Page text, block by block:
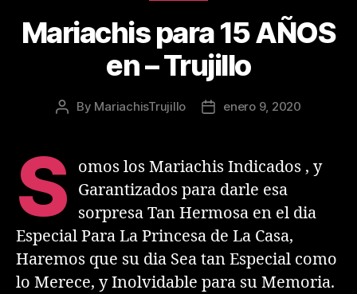
Mariachis para 15 AÑOS
en – Trujillo
Post
By MariachisTrujillo
Postenero 9, 2020
S omos los Mariachis Indicados , y
Garantizados para darle esa
sorpresa Tan Hermosa en el dia
Especial Para La Princesa de La Casa,
Haremos que su dia Sea tan Especial como
lo Merece, y Inolvidable para su Memoria.